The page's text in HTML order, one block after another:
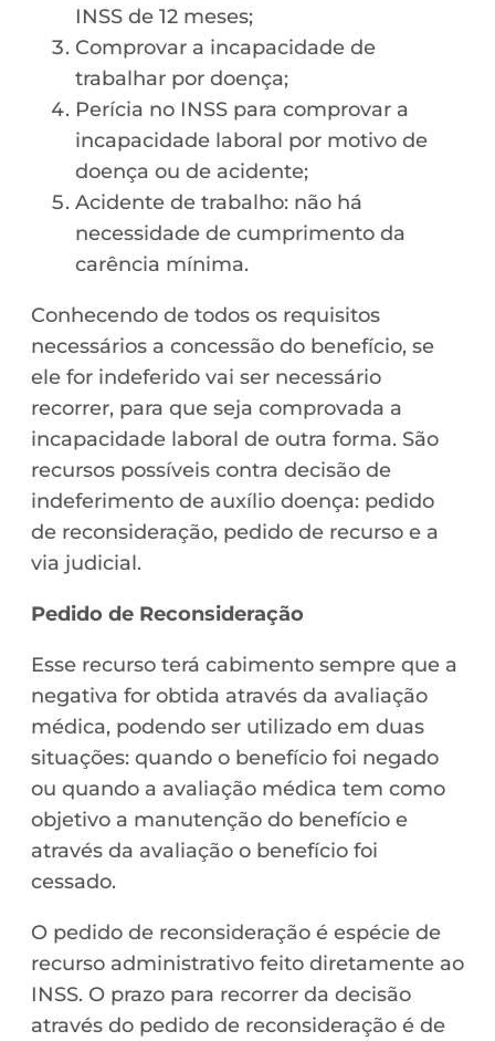
INSS de 12 meses;
Comprovar a incapacidade de
trabalhar por doença;
Perícia no INSS para comprovar a
incapacidade laboral por motivo de
doença ou de acidente;
Acidente de trabalho: não há
necessidade de cumprimento da
carência mínima.
Conhecendo de todos os requisitos
necessários a concessão do benefício, se
ele for indeferido vai ser necessário
recorrer, para que seja comprovada a
incapacidade laboral de outra forma. São
recursos possíveis contra decisão de
indeferimento de auxílio doença: pedido
de reconsideração, pedido de recurso e a
via judicial.
Pedido de Reconsideração
Esse recurso terá cabimento sempre que a
negativa for obtida através da avaliação
médica, podendo ser utilizado em duas
situações: quando o benefício foi negado
ou quando a avaliação médica tem como
objetivo a manutenção do benefício e
através da avaliação o benefício foi
cessado.
O pedido de reconsideração é espécie de
recurso administrativo feito diretamente ao
INSS. O prazo para recorrer da decisão
através do pedido de reconsideração é de